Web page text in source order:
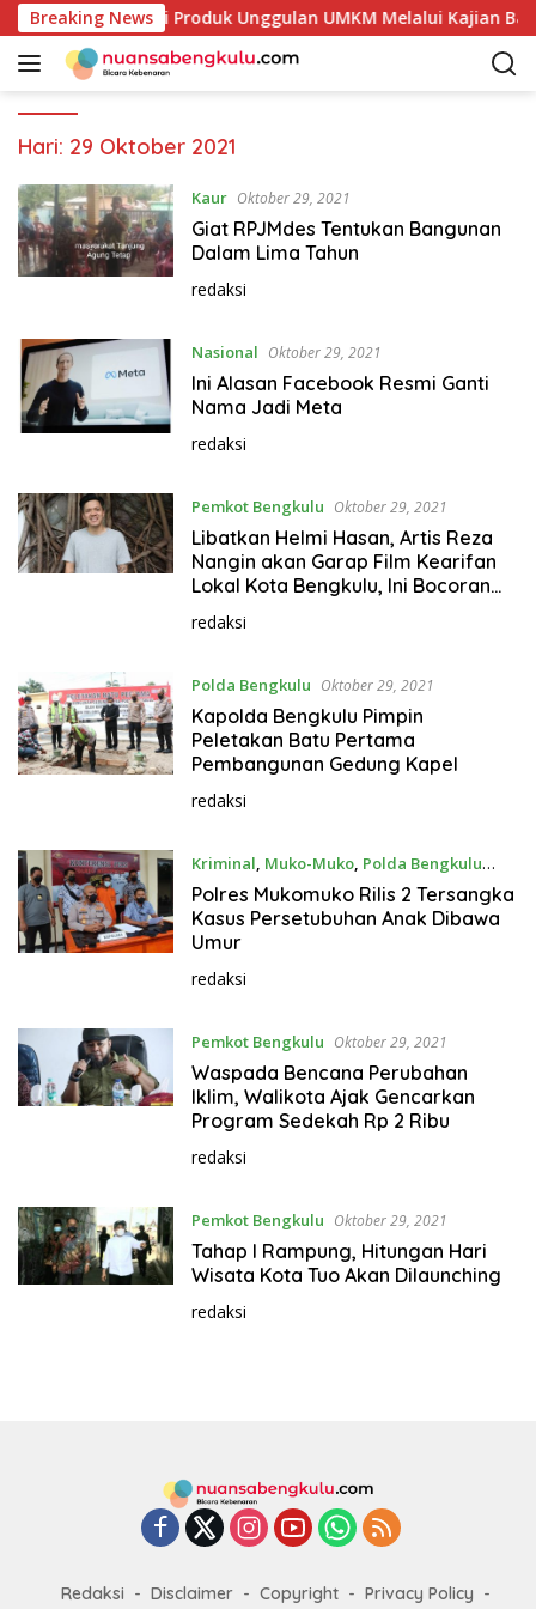
a
Breaking News
Petakan Potensi Produk Unggulan UMKM Melalui Kajian
Hari: 29 Oktober 2021
Kaur Oktober 29, 2021
Giat RPJMdes Tentukan Bangunan
Dalam Lima Tahun
redaksi
Nasional Oktober 29, 2021
Ini Alasan Facebook Resmi Ganti
Nama Jadi Meta
redaksi
Pemkot Bengkulu Oktober 29, 2021
Libatkan Helmi Hasan, Artis Reza
Nangin akan Garap Film Kearifan
Lokal Kota Bengkulu, Ini Bocoran
Filmnya
redaksi
Polda Bengkulu Oktober 29, 2021
Kapolda Bengkulu Pimpin
Peletakan Batu Pertama
Pembangunan Gedung Kapel
redaksi
Kriminal, Muko-Muko, Polda Bengkulu
Oktober 29, 2021
Polres Mukomuko Rilis 2 Tersangka
Kasus Persetubuhan Anak Dibawa
Umur
redaksi
Pemkot Bengkulu Oktober 29, 2021
Waspada Bencana Perubahan
Iklim, Walikota Ajak Gencarkan
Program Sedekah Rp 2 Ribu
redaksi
Pemkot Bengkulu Oktober 29, 2021
Tahap I Rampung, Hitungan Hari
Wisata Kota Tuo Akan Dilaunching
redaksi
Redaksi Disclaimer Copyright Privacy Policy